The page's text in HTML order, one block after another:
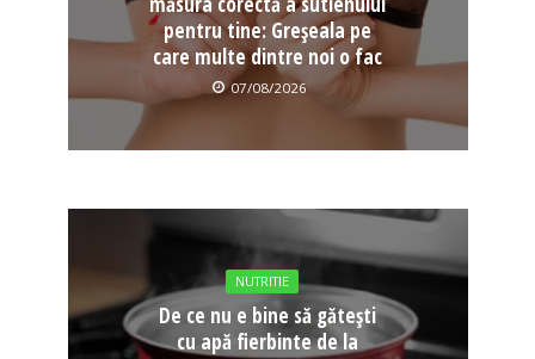
pentru tine: Greșeala pe
care multe dintre noi o fac
07/08/2026
NUTRITIE
De ce nu e bine să gătești
cu apă fierbinte de la